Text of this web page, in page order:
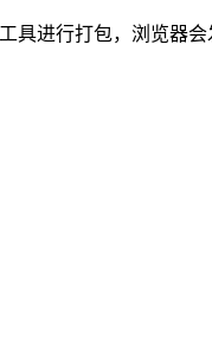
具进行打包，浏览器